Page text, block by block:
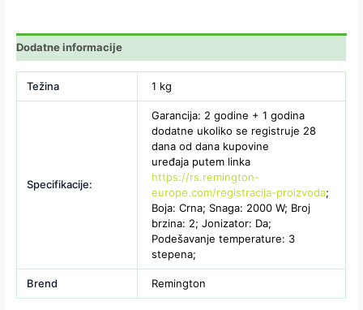
Dodatne informacije
Težina 1 kg
Specifikacije:
Garancija: 2 godine + 1 godina
dodatne ukoliko se registruje 28
dana od dana kupovine
uređaja putem linka
https://rs.remington-
europe.com/registracija-proizvoda;
Boja: Crna; Snaga: 2000 W; Broj
brzina: 2; Jonizator: Da;
Podešavanje temperature: 3
stepena;
Brend Remington